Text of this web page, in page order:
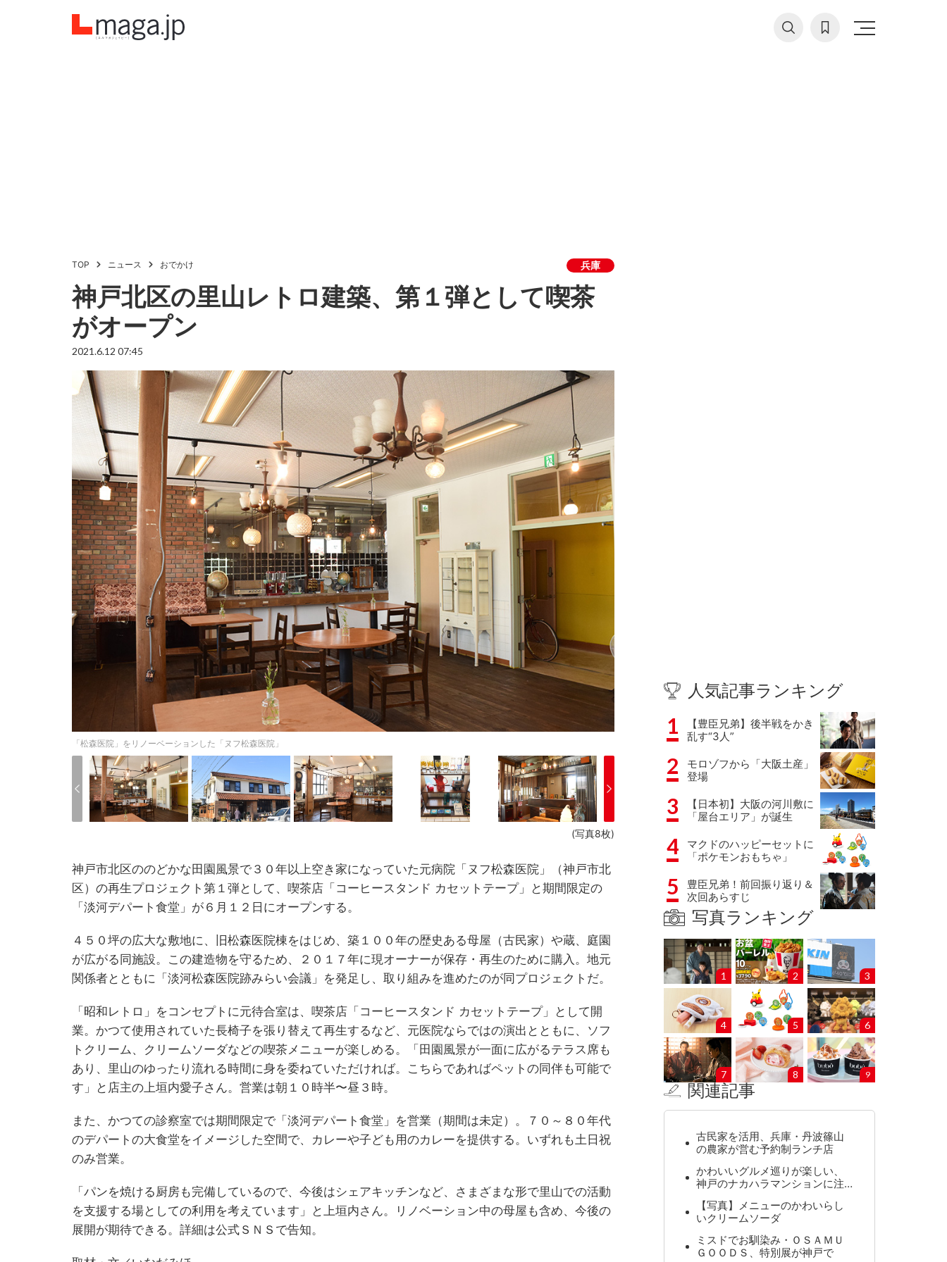
TOP ニュース おでかけ 兵庫
神戸北区の里山レトロ建築、第１弾として喫茶
がオープン
2021.6.12 07:45
「松森医院」をリノーベーションした「ヌフ松森医院」
(写真8枚)
神戸市北区ののどかな田園風景で３０年以上空き家になっていた元病院「ヌフ松森医院」（神戸市北
区）の再生プロジェクト第１弾として、喫茶店「コーヒースタンド カセットテープ」と期間限定の
「淡河デパート食堂」が６月１２日にオープンする。
４５０坪の広大な敷地に、旧松森医院棟をはじめ、築１００年の歴史ある母屋（古民家）や蔵、庭園
が広がる同施設。この建造物を守るため、２０１７年に現オーナーが保存・再生のために購入。地元
関係者とともに「淡河松森医院跡みらい会議」を発足し、取り組みを進めたのが同プロジェクトだ。
「昭和レトロ」をコンセプトに元待合室は、喫茶店「コーヒースタンド カセットテープ」として開
業。かつて使用されていた長椅子を張り替えて再生するなど、元医院ならではの演出とともに、ソフ
トクリーム、クリームソーダなどの喫茶メニューが楽しめる。「田園風景が一面に広がるテラス席も
あり、里山のゆったり流れる時間に身を委ねていただければ。こちらであればペットの同伴も可能で
す」と店主の上垣内愛子さん。営業は朝１０時半〜昼３時。
また、かつての診察室では期間限定で「淡河デパート食堂」を営業（期間は未定）。７０～８０年代
のデパートの大食堂をイメージした空間で、カレーや子ども用のカレーを提供する。いずれも土日祝
のみ営業。
「パンを焼ける厨房も完備しているので、今後はシェアキッチンなど、さまざまな形で里山での活動
を支援する場としての利用を考えています」と上垣内さん。リノベーション中の母屋も含め、今後の
展開が期待できる。詳細は公式ＳＮＳで告知。
人気記事ランキング
1
【豊臣兄弟】後半戦をかき
乱す“3人”
2
モロゾフから「大阪土産」
登場
3
【日本初】大阪の河川敷に
「屋台エリア」が誕生
4
マクドのハッピーセットに
「ポケモンおもちゃ」
5
豊臣兄弟！前回振り返り＆
次回あらすじ
写真ランキング
1 2 3
4 5 6
7 8 9
関連記事
古民家を活用、兵庫・丹波篠山
の農家が営む予約制ランチ店
かわいいグルメ巡りが楽しい、
神戸のナカハラマンションに注…
【写真】メニューのかわいらし
いクリームソーダ
ミスドでお馴染み・ＯＳＡＭＵ
ＧＯＯＤＳ、特別展が神戸で